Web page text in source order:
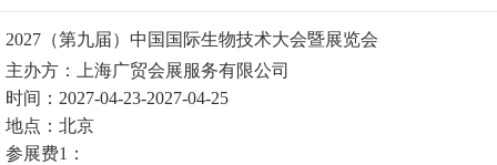
2027（第九届）中国国际生物技术大会暨展览会
主办方：上海广贸会展服务有限公司
时间：2027-04-23-2027-04-25
地点：北京
参展费1：